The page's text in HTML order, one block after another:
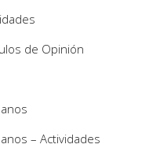
de Opinión
– Actividades